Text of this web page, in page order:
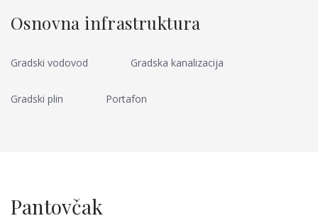
Osnovna infrastruktura
Gradski vodovod Gradska kanalizacija
Gradski plin Portafon
Pantovčak